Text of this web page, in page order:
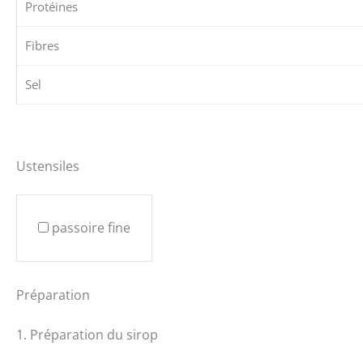
Protéines
Fibres
Sel
Ustensiles
passoire fine
Préparation
1. Préparation du sirop